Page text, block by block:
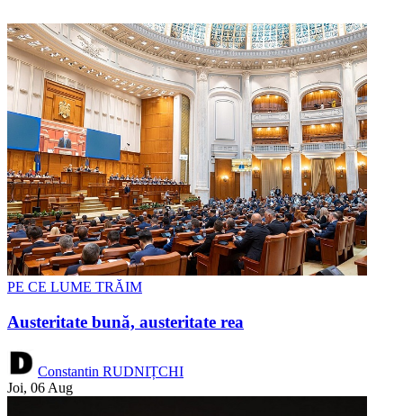
PE CE LUME TRĂIM
Austeritate bună, austeritate rea
Constantin RUDNIȚCHI
Joi, 06 Aug